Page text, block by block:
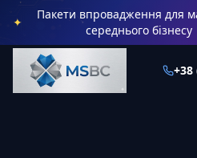
✦
Пакети впровадження для
середнього бізнесу
+38
Головна Інструменти